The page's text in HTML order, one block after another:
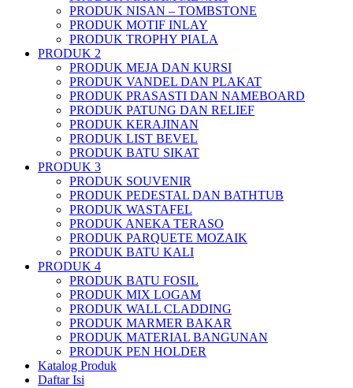
PRODUK NISAN – TOMBSTONE
PRODUK MOTIF INLAY
PRODUK TROPHY PIALA
PRODUK 2
PRODUK MEJA DAN KURSI
PRODUK VANDEL DAN PLAKAT
PRODUK PRASASTI DAN NAMEBOARD
PRODUK PATUNG DAN RELIEF
PRODUK KERAJINAN
PRODUK LIST BEVEL
PRODUK BATU SIKAT
PRODUK 3
PRODUK SOUVENIR
PRODUK PEDESTAL DAN BATHTUB
PRODUK WASTAFEL
PRODUK ANEKA TERASO
PRODUK PARQUETE MOZAIK
PRODUK BATU KALI
PRODUK 4
PRODUK BATU FOSIL
PRODUK MIX LOGAM
PRODUK WALL CLADDING
PRODUK MARMER BAKAR
PRODUK MATERIAL BANGUNAN
PRODUK PEN HOLDER
Katalog Produk
Daftar Isi